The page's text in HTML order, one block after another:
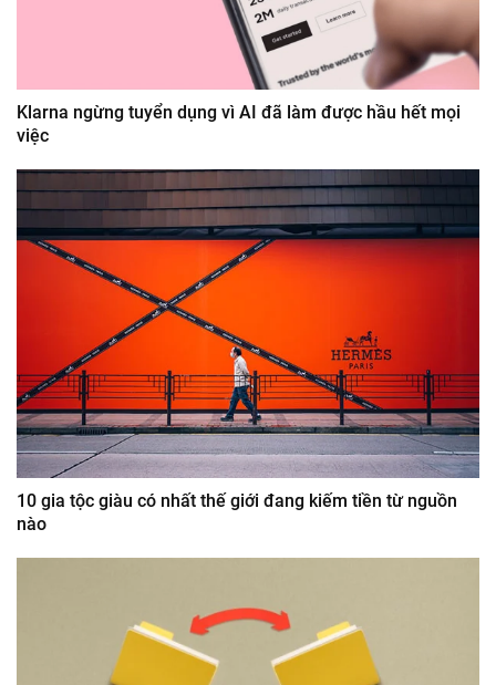
Klarna ngừng tuyển dụng vì AI đã làm được hầu hết mọi
việc
10 gia tộc giàu có nhất thế giới đang kiếm tiền từ nguồn
nào